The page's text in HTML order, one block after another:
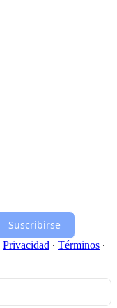
Suscribirse
Privacidad ∙ Términos ∙